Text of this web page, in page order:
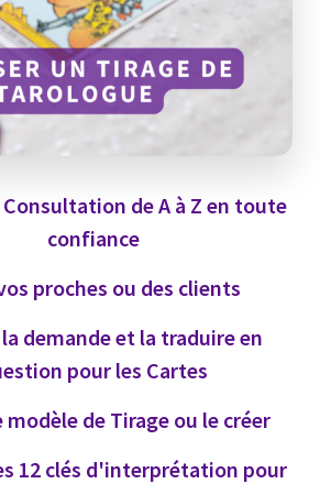
de A à Z en toute
confiance
proches ou des clients
demande et la traduire en
pour les Cartes
modèle de Tirage ou le créer
12 clés d'interprétation pour